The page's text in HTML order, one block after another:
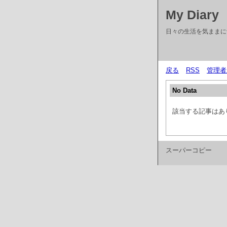
My Diary
日々の生活を気まま
戻る RSS 管理者
No Data
該当する記事はあ
スーパーコピー